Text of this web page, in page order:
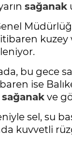
sağanak
kuzey
bu gece
ise
sağanak ve
sel, su
kuvvetli